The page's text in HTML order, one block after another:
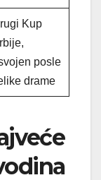
Kup
posle
drame